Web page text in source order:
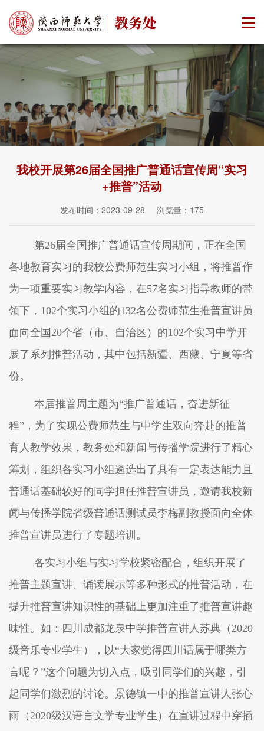
我校开展第26届全国推广普通话宣传周“实习
+推普”活动
发布时间：2023-09-28 浏览量： 175
第26届全国推广普通话宣传周期间，正在全国
各地教育实习的我校公费师范生实习小组，将推普作
为一项重要实习教学内容，在57名实习指导教师的带
领下，102个实习小组的132名公费师范生推普宣讲员
面向全国20个省（市、自治区）的102个实习中学开
展了系列推普活动，其中包括新疆、西藏、宁夏等省
份。
本届推普周主题为“推广普通话，奋进新征
程”，为了实现公费师范生与中学生双向奔赴的推普
育人教学效果，教务处和新闻与传播学院进行了精心
筹划，组织各实习小组遴选出了具有一定表达能力且
普通话基础较好的同学担任推普宣讲员，邀请我校新
闻与传播学院省级普通话测试员李梅副教授面向全体
推普宣讲员进行了专题培训。
各实习小组与实习学校紧密配合，组织开展了
推普主题宣讲、诵读展示等多种形式的推普活动，在
提升推普宣讲知识性的基础上更加注重了推普宣讲趣
味性。如：四川成都龙泉中学推普宣讲人苏典（ 2020
级音乐专业学生），以“大家觉得四川话属于哪类方
言呢？”这个问题为切入点，吸引同学们的兴趣，引
起同学们激烈的讨论。景德镇一中的推普宣讲人张心
雨（2020级汉语言文学专业学生） 在宣讲过程中穿插